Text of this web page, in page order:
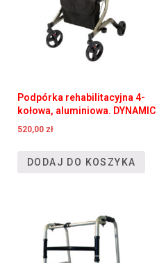
Podpórka rehabilitacyjna 4-
kołowa, aluminiowa. DYNAMIC
520,00 zł
DODAJ DO KOSZYKA